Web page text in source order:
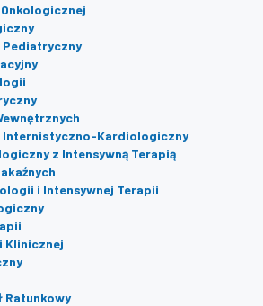
Pediatryczny
Internistyczno-Kardiologiczny
z Intensywną Terapią
i Intensywnej Terapii
Klinicznej
Ratunkowy